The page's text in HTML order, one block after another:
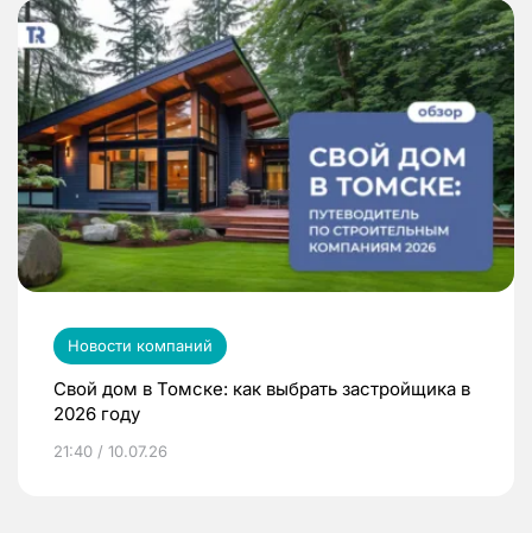
Новости компаний
Свой дом в Томске: как выбрать застройщика в
2026 году
21:40 / 10.07.26